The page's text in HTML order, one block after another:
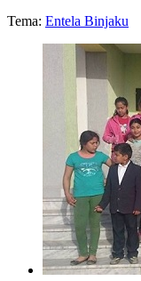
Tema: Entela Binjaku